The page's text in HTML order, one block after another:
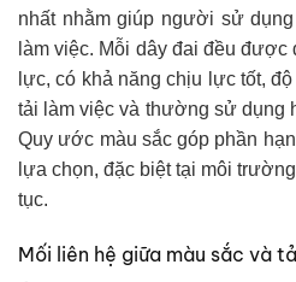
nhất nhằm giúp người sử
làm việc. Mỗi dây đai đều
lực, có khả năng chịu lực tốt,
tải làm việc và thường sử dụng
Quy ước màu sắc góp phần
lựa chọn, đặc biệt tại môi
tục.
Mối liên hệ giữa màu sắc và